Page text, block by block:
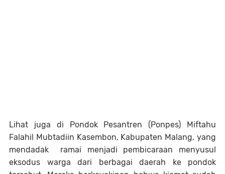
Lihat juga di Pondok Pesantren (Ponpes) Miftahu
Falahil Mubtadiin Kasembon, Kabupaten Malang, yang
mendadak ramai menjadi pembicaraan menyusul
eksodus warga dari berbagai daerah ke pondok